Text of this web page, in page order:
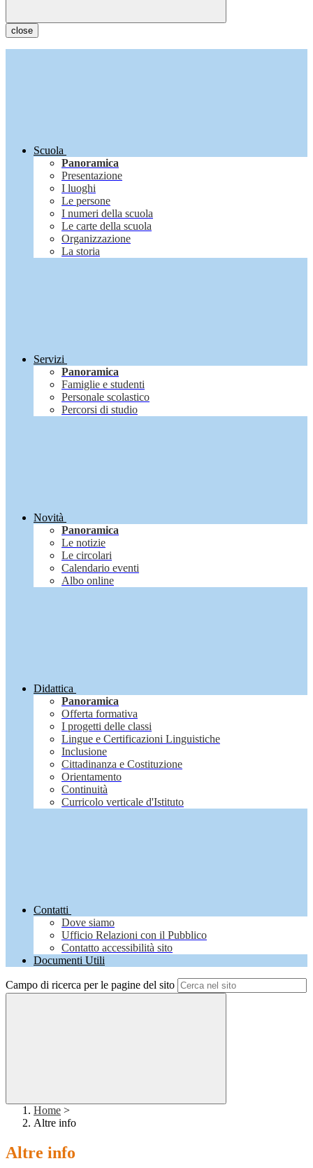
close
Scuola
Panoramica
Presentazione
I luoghi
Le persone
I numeri della scuola
Le carte della scuola
Organizzazione
La storia
Servizi
Panoramica
Famiglie e studenti
Personale scolastico
Percorsi di studio
Novità
Panoramica
Le notizie
Le circolari
Calendario eventi
Albo online
Didattica
Panoramica
Offerta formativa
I progetti delle classi
Lingue e Certificazioni Linguistiche
Inclusione
Cittadinanza e Costituzione
Orientamento
Continuità
Curricolo verticale d'Istituto
Contatti
Dove siamo
Ufficio Relazioni con il Pubblico
Contatto accessibilità sito
Documenti Utili
Campo di ricerca per le pagine del sito
Home >
Altre info
Altre info